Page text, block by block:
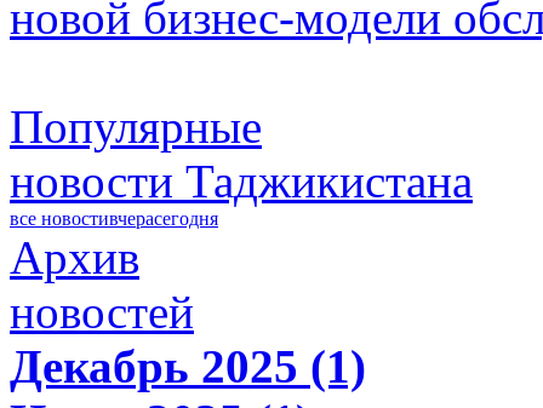
новой бизнес-модели
Популярные
новости Таджикистана
все новостивчерасегодня
Архив
новостей
Декабрь 2025 (1)